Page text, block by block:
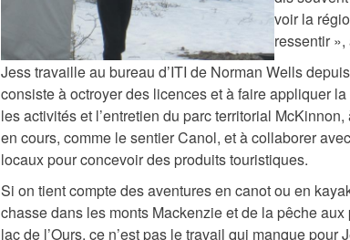
_
f
r
.
p
n
g
3
8
.
j
p
g
voir la
ressentir
Jess travaille au bureau d’ITI de Norman Wells
consiste à octroyer des licences et à faire appliquer
les activités et l’entretien du parc territorial
en cours, comme le sentier Canol, et à collaborer
locaux pour concevoir des produits touristiques.
Si on tient compte des aventures en canot ou en
chasse dans les monts Mackenzie et de la pêche
lac de l’Ours, ce n’est pas le travail qui manque pour